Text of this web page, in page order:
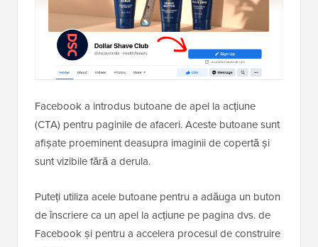
Facebook a introdus butoane de apel la acțiune
(CTA) pentru paginile de afaceri. Aceste butoane sunt
afișate proeminent deasupra imaginii de copertă și
sunt vizibile fără a derula.
Puteți utiliza acele butoane pentru a adăuga un buton
de înscriere ca un apel la acțiune pe pagina dvs. de
Facebook și pentru a accelera procesul de construire